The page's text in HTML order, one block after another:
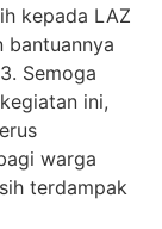
kepada LAZ
bantuannya
Semoga
ini,
warga
terdampak